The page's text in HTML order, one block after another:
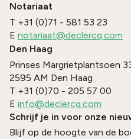
Notariaat
T +31 (0)71 - 581 53 23
E notariaat@declercq.com
Den Haag
Prinses Margrietplantsoen
2595 AM Den Haag
T +31 (0)70 - 205 57 00
E info@declercq.com
Schrijf je in voor onze
Blijf op de hoogte van de